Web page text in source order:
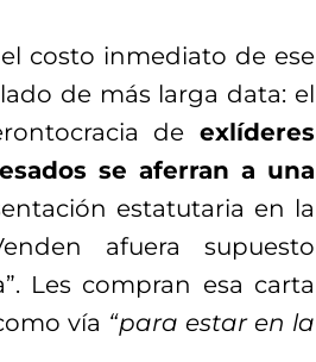
costo inmediato de ese
de más larga data: el
de exlíderes
se aferran a una
estatutaria en la
afuera supuesto
Les compran esa carta
vía “para estar en la